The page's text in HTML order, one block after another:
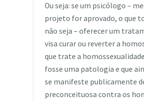
Ou seja: se um psicólogo –
projeto for aprovado, o que
não seja – oferecer um
visa curar ou reverter a
que trate a
fosse uma patologia e que
se manifeste publicamente
preconceituosa contra os